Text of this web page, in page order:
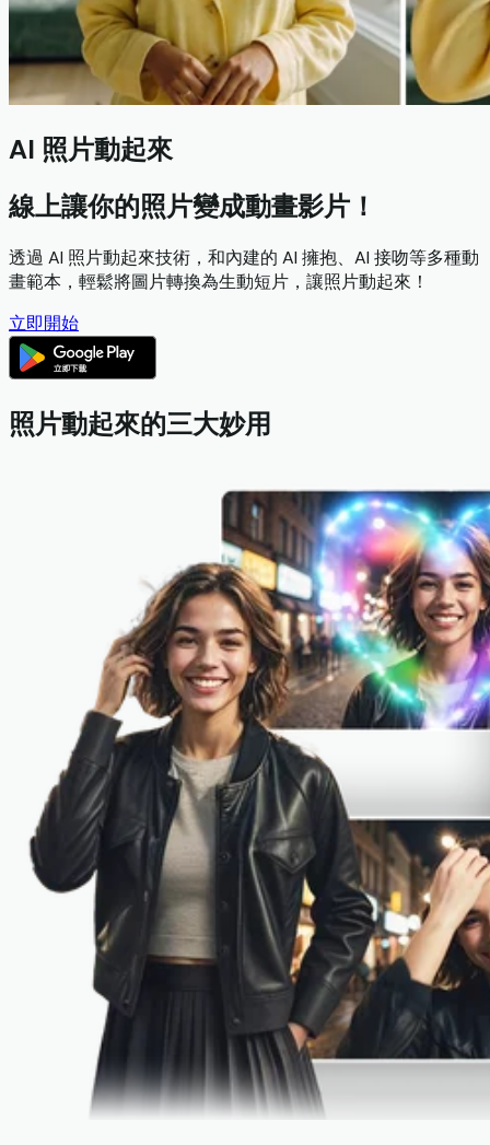
AI 照片動起來
線上讓你的照片變成動畫影片！
透過 AI 照片動起來技術，和內建的 AI 擁抱、AI 接吻等多種動
畫範本，輕鬆將圖片轉換為生動短片，讓照片動起來！
立即開始
照片動起來的三大妙用